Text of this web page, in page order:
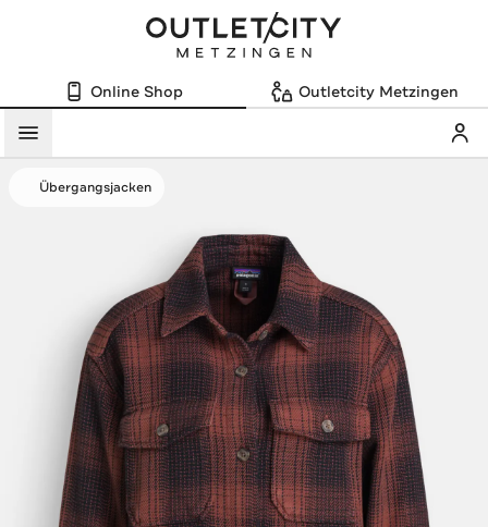
Online Shop Outletcity Metzingen
Menü
Übergangsjacken